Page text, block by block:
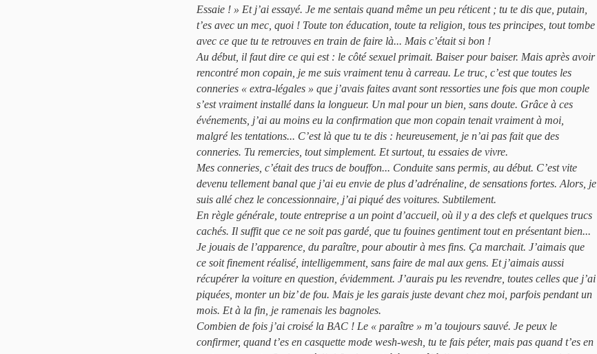
Essaie ! » Et j’ai essayé. Je me sentais quand même un peu réticent ; tu te dis que, putain,
t’es avec un mec, quoi ! Toute ton éducation, toute ta religion, tous tes principes, tout tombe
avec ce que tu te retrouves en train de faire là... Mais c’était si bon !
Au début, il faut dire ce qui est : le côté sexuel primait. Baiser pour baiser. Mais après avoir
rencontré mon copain, je me suis vraiment tenu à carreau. Le truc, c’est que toutes les
conneries « extra-légales » que j’avais faites avant sont ressorties une fois que mon couple
s’est vraiment installé dans la longueur. Un mal pour un bien, sans doute. Grâce à ces
événements, j’ai au moins eu la confirmation que mon copain tenait vraiment à moi,
malgré les tentations... C’est là que tu te dis : heureusement, je n’ai pas fait que des
conneries. Tu remercies, tout simplement. Et surtout, tu essaies de vivre.
Mes conneries, c’était des trucs de bouffon... Conduite sans permis, au début. C’est vite
devenu tellement banal que j’ai eu envie de plus d’adrénaline, de sensations fortes. Alors, je
suis allé chez le concessionnaire, j’ai piqué des voitures. Subtilement.
En règle générale, toute entreprise a un point d’accueil, où il y a des clefs et quelques trucs
cachés. Il suffit que ce ne soit pas gardé, que tu fouines gentiment tout en présentant bien...
Je jouais de l’apparence, du paraître, pour aboutir à mes fins. Ça marchait. J’aimais que
ce soit finement réalisé, intelligemment, sans faire de mal aux gens. Et j’aimais aussi
récupérer la voiture en question, évidemment. J’aurais pu les revendre, toutes celles que j’ai
piquées, monter un biz’ de fou. Mais je les garais juste devant chez moi, parfois pendant un
mois. Et à la fin, je ramenais les bagnoles.
Combien de fois j’ai croisé la BAC ! Le « paraître » m’a toujours sauvé. Je peux le
confirmer, quand t’es en casquette mode wesh-wesh, tu te fais péter, mais pas quand t’es en